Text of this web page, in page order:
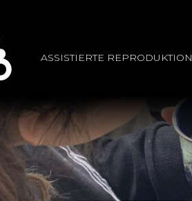
ASSISTIERTE REPRODUKTION